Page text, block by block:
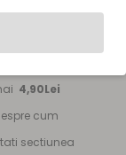
online de
4,90Lei
cum
sectiunea